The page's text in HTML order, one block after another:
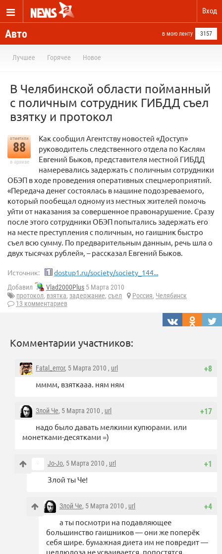
Вход
Авто в мою ленту 3157
Лучшее Горячее Новое
В Челябинской области пойманный
с поличным сотрудник ГИБДД съел
взятку и протокол
отметили
88
в архиве
Как сообщил Агентству новостей «Доступ»
руководитель следственного отдела по Каслям
Евгений Быков, представителя местной ГИБДД
намеревались задержать с поличным сотрудники
ОБЭП в ходе проведения оперативных спецмероприятий.
«Передача денег состоялась в машине подозреваемого,
который пообещал одному из местных жителей помочь
уйти от наказания за совершенное правонарушение. Сразу
после этого сотрудники ОБЭП попытались задержать его
на месте преступления с поличным, но гаишник быстро
съел всю сумму. По предварительным данным, речь шла о
двух тысячах рублей», – рассказал Евгений Быков.
Источник: dostup1.ru/society/society_144...
Добавил Vlad2000Plus 5 Марта 2010
протокол, взятка, задержание, съел Россия, Челябинск
13 комментариев
Комментарии участников:
+8
Fatal_error, 5 Марта 2010 , url
мммм, взяткааа. ням ням
+17
Злой Че, 5 Марта 2010 , url
надо было давать мелкими купюрами. или
монетками-десятками =)
+1
Jo-Jo, 5 Марта 2010 , url
Злой ты Че!
+4
Злой Че, 5 Марта 2010 , url
а ты посмотри на подавляющее
большинство гаишников — они же поперёк
себя шире. бумажная диета им не повредит —
целлюлоза не усваивается, попостятся.